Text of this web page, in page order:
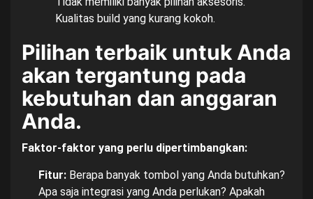
Kualitas build yang kurang kokoh.
Pilihan terbaik untuk Anda
akan tergantung pada
kebutuhan dan anggaran
Anda.
Faktor-faktor yang perlu dipertimbangkan:
Fitur: Berapa banyak tombol yang Anda butuhkan?
Apa saja integrasi yang Anda perlukan? Apakah